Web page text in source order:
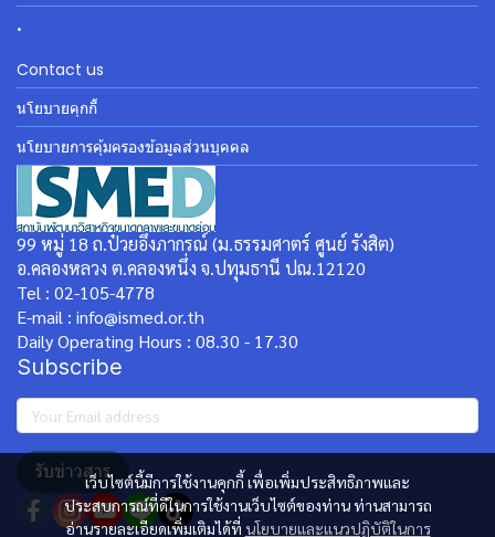
เว็บไซต์นี้มีการใช้งานคุกกี้ เพื่อเพิ่มประสิทธิภาพและ
ประสบการณ์ที่ดีในการใช้งานเว็บไซต์ของท่าน ท่านสามารถ
อ่านรายละเอียดเพิ่มเติมได้ที่ นโยบายและแนวปฏิบัติในการ
.
Contact us
นโยบายคุกกี้
นโยบายการคุ้มครองข้อมูลส่วนบุคคล
99 หมู่ 18 ถ.ป๋วยอึ๊งภากรณ์ (ม.ธรรมศาตร์ ศูนย์ รังสิต)
อ.คลองหลวง ต.คลองหนึ่ง จ.ปทุมธานี ปณ.12120
Tel : 02-105-4778
E-mail : info@ismed.or.th
Daily Operating Hours : 08.30 - 17.30
Subscribe
รับข่าวสาร